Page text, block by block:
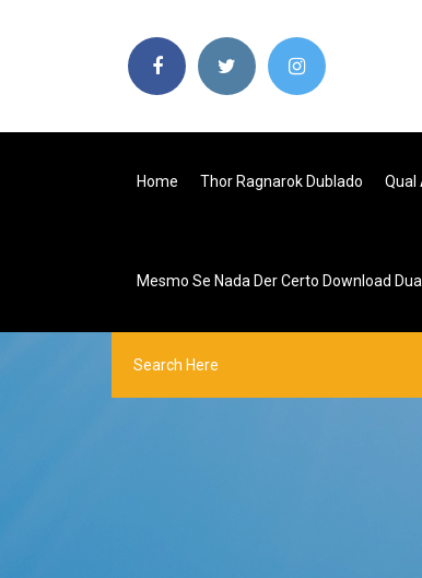
Home Thor Ragnarok Dublado Qual
Mesmo Se Nada Der Certo Download